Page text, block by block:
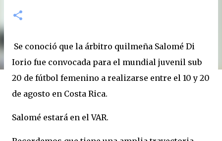
Se conoció que la árbitro quilmeña Salomé Di
Iorio fue convocada para el mundial juvenil sub
20 de fútbol femenino a realizarse entre el 10 y 20
de agosto en Costa Rica.
Salomé estará en el VAR.